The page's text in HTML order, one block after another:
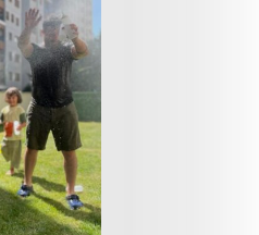
E
dergi
Çocuk
Sağlığı